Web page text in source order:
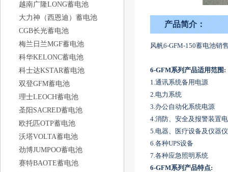
越南广隆LONG蓄电池
大力神（西恩迪）蓄电池
CGB长光蓄电池
梅兰日兰MGF蓄电池
科华KELONC蓄电池
科士达KSTAR蓄电池
双登GFM蓄电池
理士LEOCH蓄电池
圣阳SACRED蓄电池
欧托匹OTP蓄电池
沃塔VOLTA蓄电池
劲博JUMPOO蓄电池
赛特BAOTE蓄电池
产品简介：
风帆6-GFM-150蓄电池销
6-GFM系列产品适用范围:
1.通讯系统备用电源
2.电力系统
3.办公自动化系统电源
4.消防、安全及报警装置
5.电器、医疗设备及仪器
6.各种UPS设备
7.各种应急照明系统
6-GFM系列产品特点: